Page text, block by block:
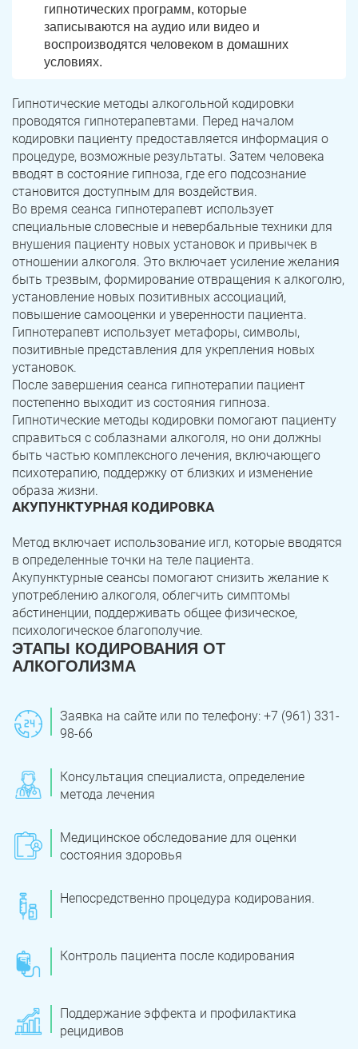
гипнотических программ, которые
записываются на аудио или видео и
воспроизводятся человеком в домашних
условиях.
Гипнотические методы алкогольной кодировки
проводятся гипнотерапевтами. Перед началом
кодировки пациенту предоставляется информация о
процедуре, возможные результаты. Затем человека
вводят в состояние гипноза, где его подсознание
становится доступным для воздействия.
Во время сеанса гипнотерапевт использует
специальные словесные и невербальные техники для
внушения пациенту новых установок и привычек в
отношении алкоголя. Это включает усиление желания
быть трезвым, формирование отвращения к алкоголю,
установление новых позитивных ассоциаций,
повышение самооценки и уверенности пациента.
Гипнотерапевт использует метафоры, символы,
позитивные представления для укрепления новых
установок.
После завершения сеанса гипнотерапии пациент
постепенно выходит из состояния гипноза.
Гипнотические методы кодировки помогают пациенту
справиться с соблазнами алкоголя, но они должны
быть частью комплексного лечения, включающего
психотерапию, поддержку от близких и изменение
образа жизни.
АКУПУНКТУРНАЯ КОДИРОВКА
Метод включает использование игл, которые вводятся
в определенные точки на теле пациента.
Акупунктурные сеансы помогают снизить желание к
употреблению алкоголя, облегчить симптомы
абстиненции, поддерживать общее физическое,
психологическое благополучие.
ЭТАПЫ КОДИРОВАНИЯ ОТ
АЛКОГОЛИЗМА
Заявка на сайте или по телефону: +7 (961) 331-
98-66
Консультация специалиста, определение
метода лечения
Медицинское обследование для оценки
состояния здоровья
Непосредственно процедура кодирования.
Контроль пациента после кодирования
Поддержание эффекта и профилактика
рецидивов